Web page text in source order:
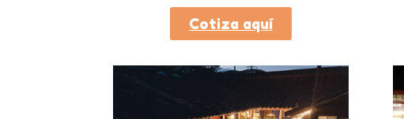
Cotiza aquí